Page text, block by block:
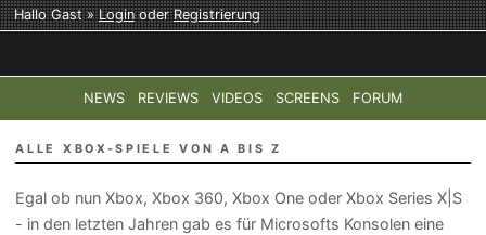
Hallo Gast »LoginoderRegistrierung
NEWS REVIEWS VIDEOS SCREENS FORUM
TOP-THEMEN: COD: MODERN WARFARE 4 HALO:
ALLE XBOX-SPIELE VON A BIS Z
Egal ob nun Xbox, Xbox 360, Xbox One oder Xbox Series X|S
- in den letzten Jahren gab es für Microsofts Konsolen eine